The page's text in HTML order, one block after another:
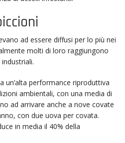
ad essere diffusi per lo più nei
molti di loro raggiungono
un’alta performance riproduttiva
ambientali, con una media di
ad arrivare anche a nove covate
con due uova per covata.
in media il 40% della